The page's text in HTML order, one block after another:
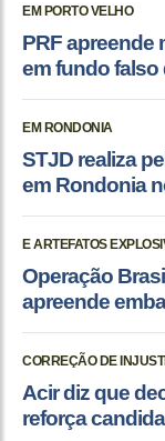
EM PORTO VELHO
PRF apreende
em fundo falso
EM RONDONIA
STJD realiza
em Rondonia
E ARTEFATOS
Operação
apreende
CORREÇÃO DE
Acir diz que
reforça